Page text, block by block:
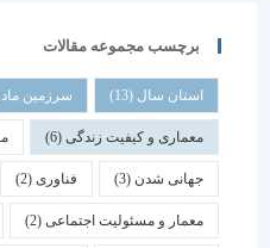
برچسب مجموعه مقالات
استان سال(13) سرزمین مادری(10)
معماری و کیفیت زندگی(6)
جهانی شدن(3) فناوری (2)
معمار و مسئولیت اجتماعی (2) من و